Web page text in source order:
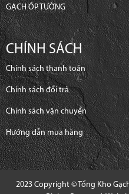
GẠCH ỐP TƯỜNG
CHÍNH SÁCH
Chính sách thanh toán
Chính sách đổi trả
Chính sách vận chuyển
Hướng dẫn mua hàng
2023 Copyright © Tổng Kho